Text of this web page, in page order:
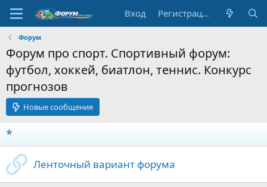
Вход Регистрация
Форум
Форум про спорт. Спортивный форум:
футбол, хоккей, биатлон, теннис. Конкурс
прогнозов
Новые сообщения
*
Ленточный вариант форума